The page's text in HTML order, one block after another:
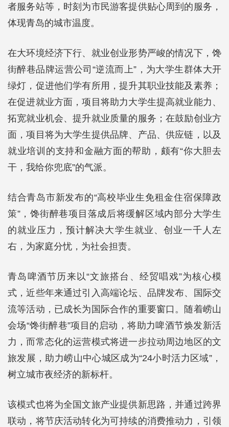
者服务站等，时刻为市民游客提供贴心周到的服务，
体现青岛的城市温度。
在大环境经济下行、就业创业形势严峻的情况下，馋
街醉巷品牌运营公司“逆流而上”，为大学生群体大开
绿灯，促进他们学有所用，提升其职业技能及素养；
在促进就业方面，项目将助力大学生提高就业能力、
拓宽就业机会、提升就业质量的服务；在鼓励创业方
面，项目将为大学生提供品牌、产品、供应链，以及
就业培训的支持和金融方面的帮助，颇有“你大胆去
干，我给你兜底”的气派。
结合青岛市新发布的“高校毕业生免租金住宿保障政
策”，馋街醉巷项目落成后将缓解区域内部分大学生
的就业压力，预计解决大学生就业、创业一千人左
右，为家庭分忧，为社会担责。
青岛啤酒节历来以“文旅搭台、经贸唱戏”为核心模
式，近些年来通过引入高端论坛、品牌发布、国际交
流等活动，已成长为国际合作的重要窗口。随着崂山
会场“馋街醉巷”项目的启动，将助力啤酒节焕发新活
力，而常态化的运营模式将进一步拉动周边地区的文
旅发展，助力崂山中心城区成为“24小时活力区域”，
树立城市夜经济的新标杆。
该模式也将为全国文旅产业提供新思路，并通过跨界
联动，将节庆活动转化为可持续的消费推动力，引领